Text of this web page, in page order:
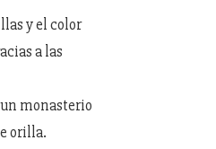
y el color
a las
monasterio
orilla.